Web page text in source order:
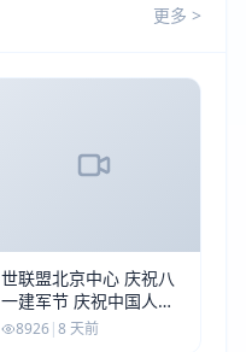
更多 >
世联盟北京中心 庆祝八
一建军节 庆祝中国人民
解放军建军99周年
8926|8 天前